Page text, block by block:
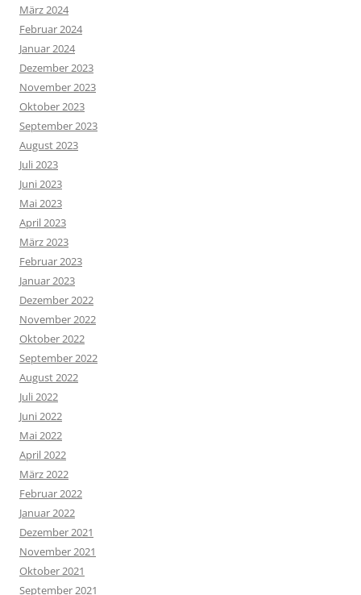
März 2024
Februar 2024
Januar 2024
Dezember 2023
November 2023
Oktober 2023
September 2023
August 2023
Juli 2023
Juni 2023
Mai 2023
April 2023
März 2023
Februar 2023
Januar 2023
Dezember 2022
November 2022
Oktober 2022
September 2022
August 2022
Juli 2022
Juni 2022
Mai 2022
April 2022
März 2022
Februar 2022
Januar 2022
Dezember 2021
November 2021
Oktober 2021
September 2021